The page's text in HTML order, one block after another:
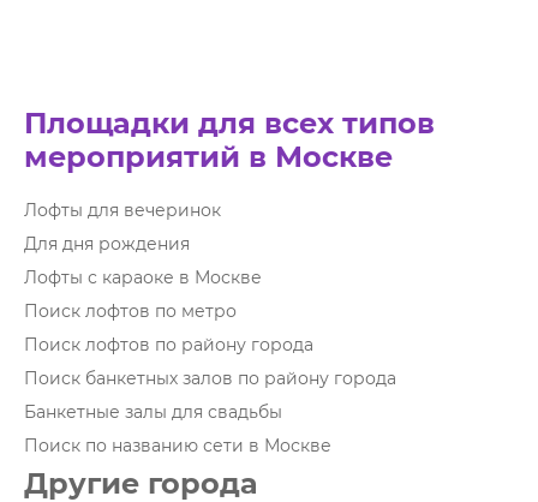
Площадки для всех типов
мероприятий в Москве
Лофты для вечеринок
Для дня рождения
Лофты с караоке в Москве
Поиск лофтов по метро
Поиск лофтов по району города
Поиск банкетных залов по району города
Банкетные залы для свадьбы
Поиск по названию сети в Москве
Другие города